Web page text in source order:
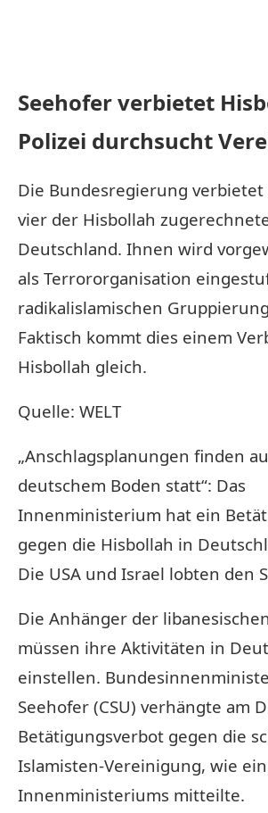
Seehofer verbietet
Polizei durchsucht
Die Bundesregierung verbietet
vier der Hisbollah
Deutschland. Ihnen wird
als Terrororganisation
radikalislamischen
Faktisch kommt dies einem
Hisbollah gleich.
Quelle: WELT
„Anschlagsplanungen finden
deutschem Boden statt“: Das
Innenministerium hat ein
gegen die Hisbollah in
Die USA und Israel lobten den
Die Anhänger der
müssen ihre Aktivitäten in
einstellen.
Seehofer (CSU) verhängte am
Betätigungsverbot gegen die
Islamisten-Vereinigung, wie
Innenministeriums mitteilte.